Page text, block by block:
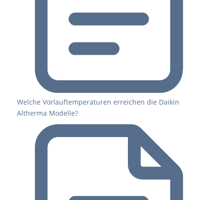
Welche Vorlauftemperaturen erreichen die Daikin
Altherma Modelle?